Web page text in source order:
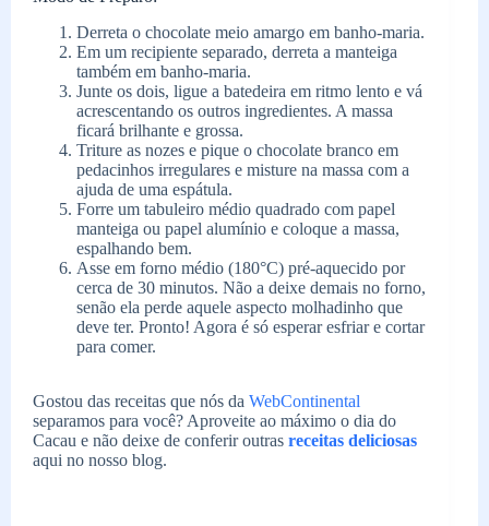
Derreta o chocolate meio amargo em banho-maria.
Em um recipiente separado, derreta a manteiga
também em banho-maria.
Junte os dois, ligue a batedeira em ritmo lento e vá
acrescentando os outros ingredientes. A massa
ficará brilhante e grossa.
Triture as nozes e pique o chocolate branco em
pedacinhos irregulares e misture na massa com a
ajuda de uma espátula.
Forre um tabuleiro médio quadrado com papel
manteiga ou papel alumínio e coloque a massa,
espalhando bem.
Asse em forno médio (180°C) pré-aquecido por
cerca de 30 minutos. Não a deixe demais no forno,
senão ela perde aquele aspecto molhadinho que
deve ter. Pronto! Agora é só esperar esfriar e cortar
para comer.
Gostou das receitas que nós da WebContinental
separamos para você? Aproveite ao máximo o dia do
Cacau e não deixe de conferir outras receitas deliciosas
aqui no nosso blog.